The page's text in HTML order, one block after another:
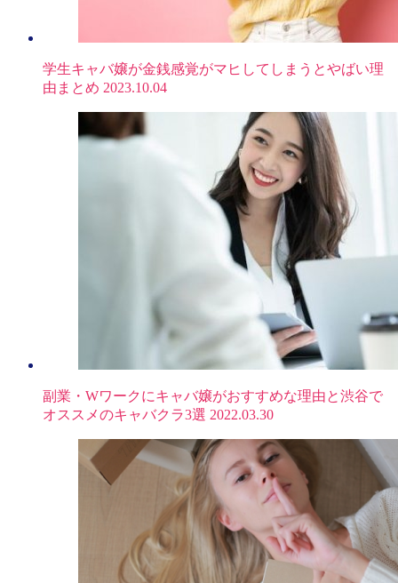
学生キャバ嬢が金銭感覚がマヒしてしまうとやばい理
由まとめ 2023.10.04
副業・Wワークにキャバ嬢がおすすめな理由と渋谷で
オススメのキャバクラ3選 2022.03.30